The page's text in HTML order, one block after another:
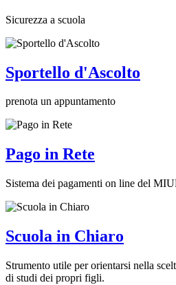
Sicurezza a scuola
Sportello d'Ascolto
prenota un appuntamento
Pago in Rete
Sistema dei pagamenti on line del
Scuola in Chiaro
Strumento utile per orientarsi nella
di studi dei propri figli.